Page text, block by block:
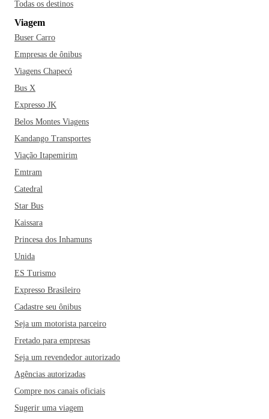
Todas os destinos
Viagem
Buser Carro
Empresas de ônibus
Viagens Chapecó
Bus X
Expresso JK
Belos Montes Viagens
Kandango Transportes
Viação Itapemirim
Emtram
Catedral
Star Bus
Kaissara
Princesa dos Inhamuns
Unida
ES Turismo
Expresso Brasileiro
Cadastre seu ônibus
Seja um motorista parceiro
Fretado para empresas
Seja um revendedor autorizado
Agências autorizadas
Compre nos canais oficiais
Sugerir uma viagem